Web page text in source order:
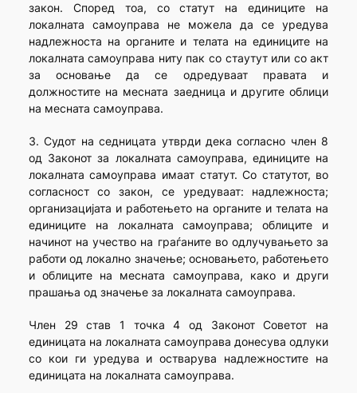
закон. Според тоа, со статут на единиците на
локалната самоуправа не можела да се уредува
надлежноста на органите и телата на единиците на
локалната самоуправа ниту пак со стаутут или со акт
за основање да се одредуваат правата и
должностите на месната заедница и другите облици
на месната самоуправа.
3. Судот на седницата утврди дека согласно член 8
од Законот за локалната самоуправа, единиците на
локалната самоуправа имаат статут. Со статутот, во
согласност со закон, се уредуваат: надлежноста;
организацијата и работењето на органите и телата на
единиците на локалната самоуправа; облиците и
начинот на учество на граѓаните во одлучувањето за
работи од локално значење; основањето, работењето
и облиците на месната самоуправа, како и други
прашања од значење за локалната самоуправа.
Член 29 став 1 точка 4 од Законот Советот на
единицата на локалната самоуправа донесува одлуки
со кои ги уредува и остварува надлежностите на
единицата на локалната самоуправа.